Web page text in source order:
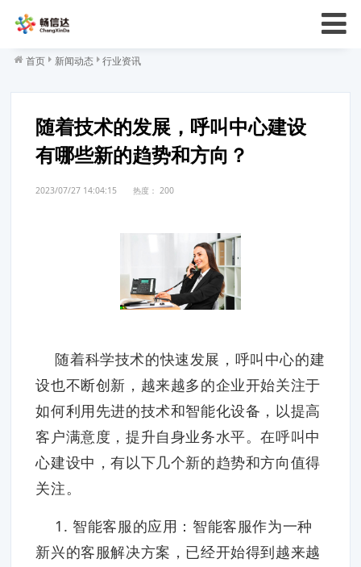
首页 新闻动态 行业资讯
随着技术的发展，呼叫中心建设
有哪些新的趋势和方向？
2023/07/27 14:04:15 热度：200
随着科学技术的快速发展，呼叫中心的建
设也不断创新，越来越多的企业开始关注于
如何利用先进的技术和智能化设备，以提高
客户满意度，提升自身业务水平。在呼叫中
心建设中，有以下几个新的趋势和方向值得
关注。
1. 智能客服的应用：智能客服作为一种
新兴的客服解决方案，已经开始得到越来越